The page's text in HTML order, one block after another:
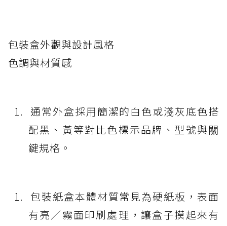
包裝盒外觀與設計風格
色調與材質感
通常外盒採用簡潔的白色或淺灰底色搭
配黑、黃等對比色標示品牌、型號與關
鍵規格。
包裝紙盒本體材質常見為硬紙板，表面
有亮／霧面印刷處理，讓盒子摸起來有